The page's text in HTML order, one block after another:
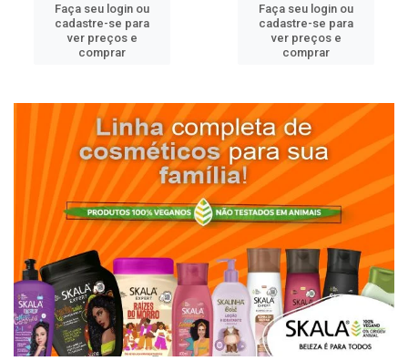
Faça seu login ou
cadastre-se para
ver preços e
comprar
Faça seu login ou
cadastre-se para
ver preços e
comprar